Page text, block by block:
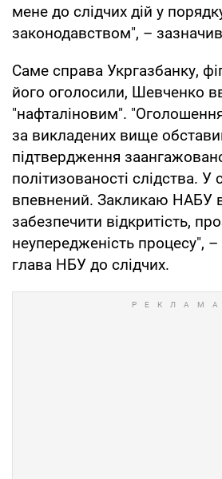
мене до слідчих дій у
законодавством", –
Саме справа Укргазбанку,
його оголосили, Шевченко
"нафталіновим".
за викладених вище
підтвердження
політизованості слідства. У
впевнений. Закликаю НАБУ
забезпечити відкритість,
неупередженість процесу",
глава НБУ до слідчих.